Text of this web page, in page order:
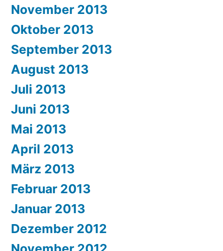
November 2013
Oktober 2013
September 2013
August 2013
Juli 2013
Juni 2013
Mai 2013
April 2013
März 2013
Februar 2013
Januar 2013
Dezember 2012